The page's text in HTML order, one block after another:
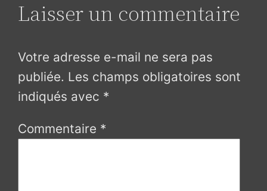
Laisser un commentaire
Votre adresse e-mail ne sera pas
publiée. Les champs obligatoires sont
indiqués avec *
Commentaire *